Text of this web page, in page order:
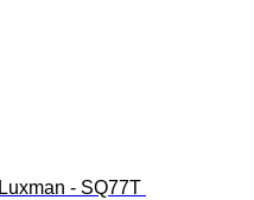
Luxman - SQ77T